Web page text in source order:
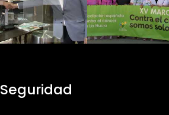
Seguridad